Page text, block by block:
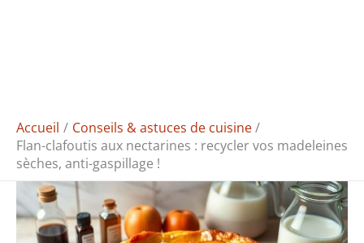
Accueil
Conseils & astuces de cuisine
Flan-clafoutis aux nectarines : recycler vos madeleines
sèches, anti-gaspillage !